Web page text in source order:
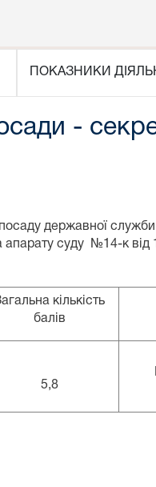
ПОКАЗНИКИ
-
державної служби
апарату суду №14-к від
кількість
балів
5,8